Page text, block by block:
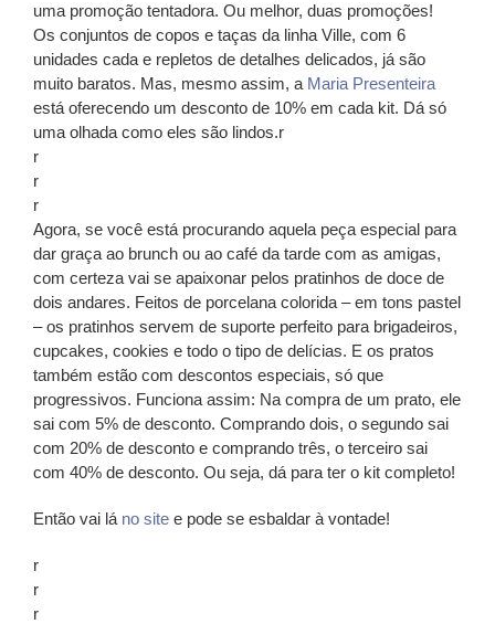
uma promoção tentadora. Ou melhor, duas promoções!
Os conjuntos de copos e taças da linha Ville, com 6
unidades cada e repletos de detalhes delicados, já são
muito baratos. Mas, mesmo assim, a Maria Presenteira
está oferecendo um desconto de 10% em cada kit. Dá só
uma olhada como eles são lindos.r
r
r
r
Agora, se você está procurando aquela peça especial para
dar graça ao brunch ou ao café da tarde com as amigas,
com certeza vai se apaixonar pelos pratinhos de doce de
dois andares. Feitos de porcelana colorida – em tons pastel
– os pratinhos servem de suporte perfeito para brigadeiros,
cupcakes, cookies e todo o tipo de delícias. E os pratos
também estão com descontos especiais, só que
progressivos. Funciona assim: Na compra de um prato, ele
sai com 5% de desconto. Comprando dois, o segundo sai
com 20% de desconto e comprando três, o terceiro sai
com 40% de desconto. Ou seja, dá para ter o kit completo!
Então vai lá no site e pode se esbaldar à vontade!
r
r
r